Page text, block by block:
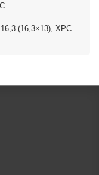
(16,3×13), XPC